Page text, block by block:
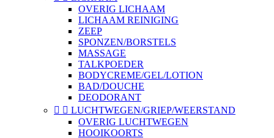
OVERIG LICHAAM
LICHAAM REINIGING
ZEEP
SPONZEN/BORSTELS
MASSAGE
TALKPOEDER
BODYCREME/GEL/LOTION
BAD/DOUCHE
DEODORANT
  LUCHTWEGEN/GRIEP/WEERSTAND
OVERIG LUCHTWEGEN
HOOIKOORTS